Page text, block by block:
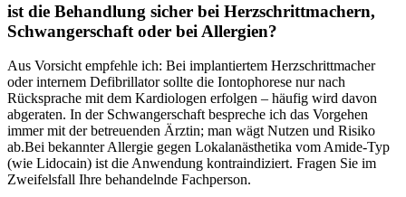
ist die Behandlung ‍sicher bei Herzschrittmachern,
Schwangerschaft oder bei⁢ Allergien?
Aus Vorsicht ⁤empfehle ich: Bei implantiertem Herzschrittmacher
oder internem ⁤Defibrillator sollte die​ Iontophorese ⁢nur nach
Rücksprache mit dem Kardiologen erfolgen – häufig wird davon
abgeraten. In der Schwangerschaft ​bespreche ich⁢ das Vorgehen
immer mit der betreuenden Ärztin; man wägt ‍Nutzen⁢ und Risiko
ab.Bei‍ bekannter Allergie gegen Lokalanästhetika vom Amide‑Typ
(wie Lidocain) ist die Anwendung kontraindiziert. Fragen Sie im
Zweifelsfall Ihre‌ behandelnde Fachperson.